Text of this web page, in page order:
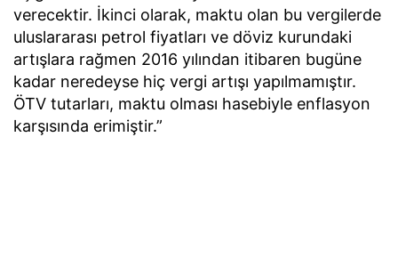
verecektir. İkinci olarak, maktu olan bu vergilerde
uluslararası petrol fiyatları ve döviz kurundaki
artışlara rağmen 2016 yılından itibaren bugüne
kadar neredeyse hiç vergi artışı yapılmamıştır.
ÖTV tutarları, maktu olması hasebiyle enflasyon
karşısında erimiştir.”